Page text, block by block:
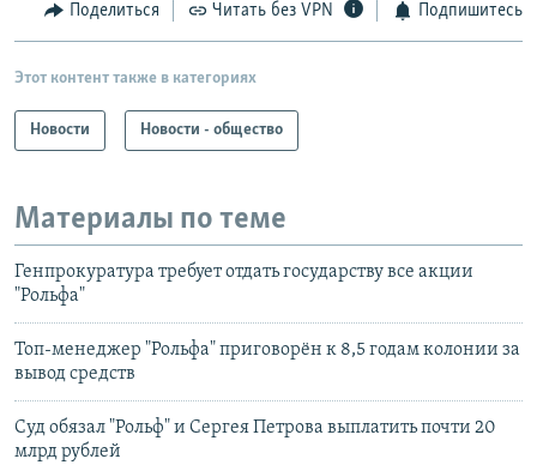
Поделиться Читать без VPN Подпишитесь
Этот контент также в категориях
Новости Новости - общество
Материалы по теме
Генпрокуратура требует отдать государству все акции
"Рольфа"
Топ-менеджер "Рольфа" приговорён к 8,5 годам колонии за
вывод средств
Суд обязал "Рольф" и Сергея Петрова выплатить почти 20
млрд рублей